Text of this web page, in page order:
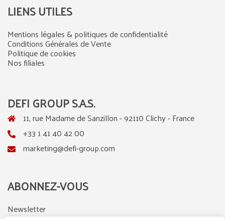
LIENS UTILES
Mentions légales & politiques de confidentialité
Conditions Générales de Vente
Politique de cookies
Nos filiales
DEFI GROUP S.A.S.
11, rue Madame de Sanzillon - 92110 Clichy - France
+33 1 41 40 42 00
marketing@defi-group.com
ABONNEZ-VOUS
Newsletter